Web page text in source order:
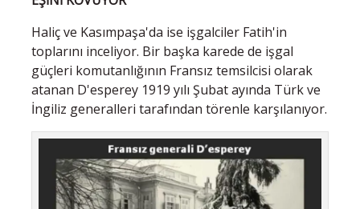
Haliç ve Kasımpaşa'da ise işgalciler Fatih'in
toplarını inceliyor. Bir başka karede de işgal
güçleri komutanlığının Fransız temsilcisi olarak
atanan D'esperey 1919 yılı Şubat ayında Türk ve
İngiliz generalleri tarafından törenle karşılanıyor.